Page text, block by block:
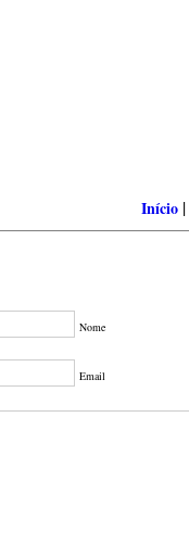
Início |
Nome
Email